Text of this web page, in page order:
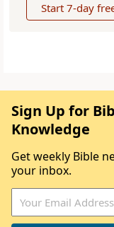
Start 7-day
Sign Up for
Knowledge
Get weekly Bible
your inbox.